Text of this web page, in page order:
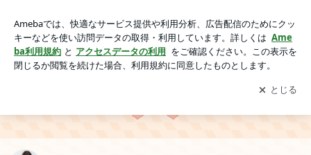
ｕｒ（ボヌゥール） 松本 通子のブログ
アプリをダウンロードして ブログの更新通知
を受け取りまし
ょう。
開く